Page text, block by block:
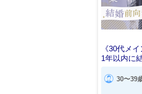
《30代メ
1年以内に
30〜39